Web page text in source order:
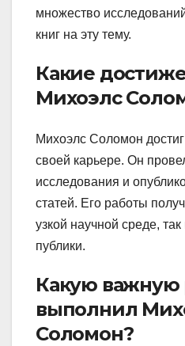
множество
книг на эту тему.
Какие
Михоэлс
Михоэлс Соломон
своей карьере. Он
исследования и
статей. Его работы
узкой научной среде,
публики.
Какую важную
выполнил
Соломон?